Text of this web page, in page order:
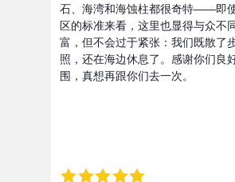
石、海湾和海蚀柱都很奇特——即
区的标准来看，这里也显得与众不
富，但不会过于紧张：我们既散了
照，还在海边休息了。感谢你们良
围，真想再跟你们去一次。